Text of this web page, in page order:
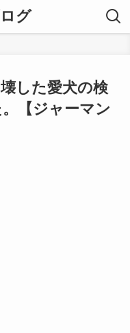
グ
した愛犬の検
【ジャーマン